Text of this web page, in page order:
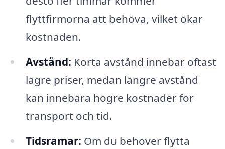
flyttfirmorna att behöva, vilket ökar
kostnaden.
Avstånd: Korta avstånd innebär oftast
lägre priser, medan längre avstånd
kan innebära högre kostnader för
transport och tid.
Tidsramar: Om du behöver flytta